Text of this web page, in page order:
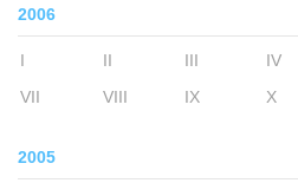
2006
I II III IV
VII
VIII IX X
2005